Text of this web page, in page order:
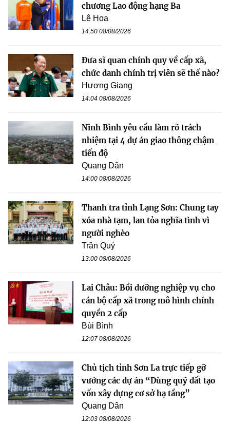
chương Lao động hạng Ba
Lê Hoa
14:50 08/08/2026
Đưa sĩ quan chính quy về cấp xã,
chức danh chính trị viên sẽ thế nào?
Hương Giang
14:04 08/08/2026
Ninh Bình yêu cầu làm rõ trách
nhiệm tại 4 dự án giao thông chậm
tiến độ
Quang Dân
14:00 08/08/2026
Thanh tra tỉnh Lạng Sơn: Chung tay
xóa nhà tạm, lan tỏa nghĩa tình vì
người nghèo
Trần Quý
13:00 08/08/2026
Lai Châu: Bồi dưỡng nghiệp vụ cho
cán bộ cấp xã trong mô hình chính
quyền 2 cấp
Bùi Bình
12:07 08/08/2026
Chủ tịch tỉnh Sơn La trực tiếp gỡ
vướng các dự án “Dùng quỹ đất tạo
vốn xây dựng cơ sở hạ tầng”
Quang Dân
12:03 08/08/2026